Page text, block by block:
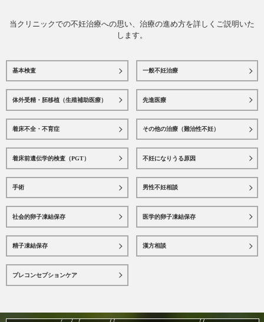
当クリニックでの不妊治療への思い、治療の進め方を詳しくご説明いた
します。
基本検査 一般不妊治療
体外受精・胚移植（生殖補助医療） 先進医療
着床不全・不育症 その他の治療（難治性不妊）
着床前遺伝学的検査（PGT） 不妊になりうる原因
手術 男性不妊相談
社会的卵子凍結保存 医学的卵子凍結保存
精子凍結保存 漢方相談
プレコンセプションケア